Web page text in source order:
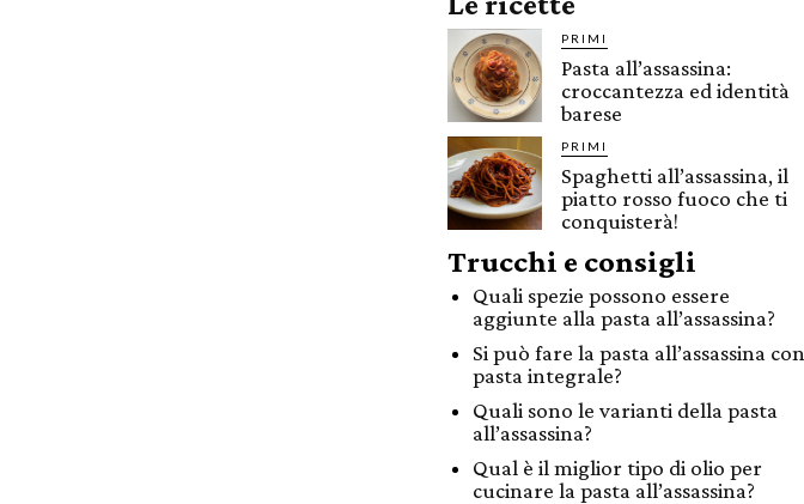
PRIMI
Pasta all’assassina:
croccantezza ed identità
barese
PRIMI
Spaghetti all’assassina, il
piatto rosso fuoco che ti
conquisterà!
Trucchi e consigli
Quali spezie possono essere
aggiunte alla pasta all’assassina?
Si può fare la pasta all’assassina con
pasta integrale?
Quali sono le varianti della pasta
all’assassina?
Qual è il miglior tipo di olio per
cucinare la pasta all’assassina?